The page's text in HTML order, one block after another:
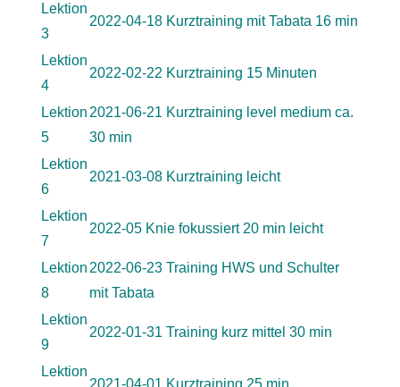
Lektion
3
2022-04-18 Kurztraining mit Tabata 16 min
Lektion
4
2022-02-22 Kurztraining 15 Minuten
Lektion
5
2021-06-21 Kurztraining level medium ca.
30 min
Lektion
6
2021-03-08 Kurztraining leicht
Lektion
7
2022-05 Knie fokussiert 20 min leicht
Lektion
8
2022-06-23 Training HWS und Schulter
mit Tabata
Lektion
9
2022-01-31 Training kurz mittel 30 min
Lektion
2021-04-01 Kurztraining 25 min